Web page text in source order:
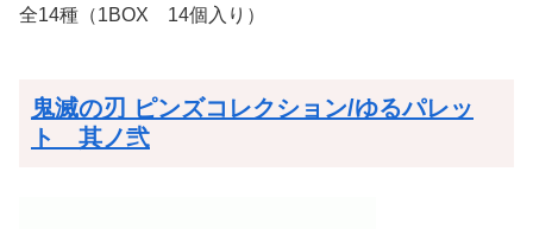
全14種（1BOX 14個入り）
鬼滅の刃 ピンズコレクション/ゆるパレッ
ト 其ノ弐